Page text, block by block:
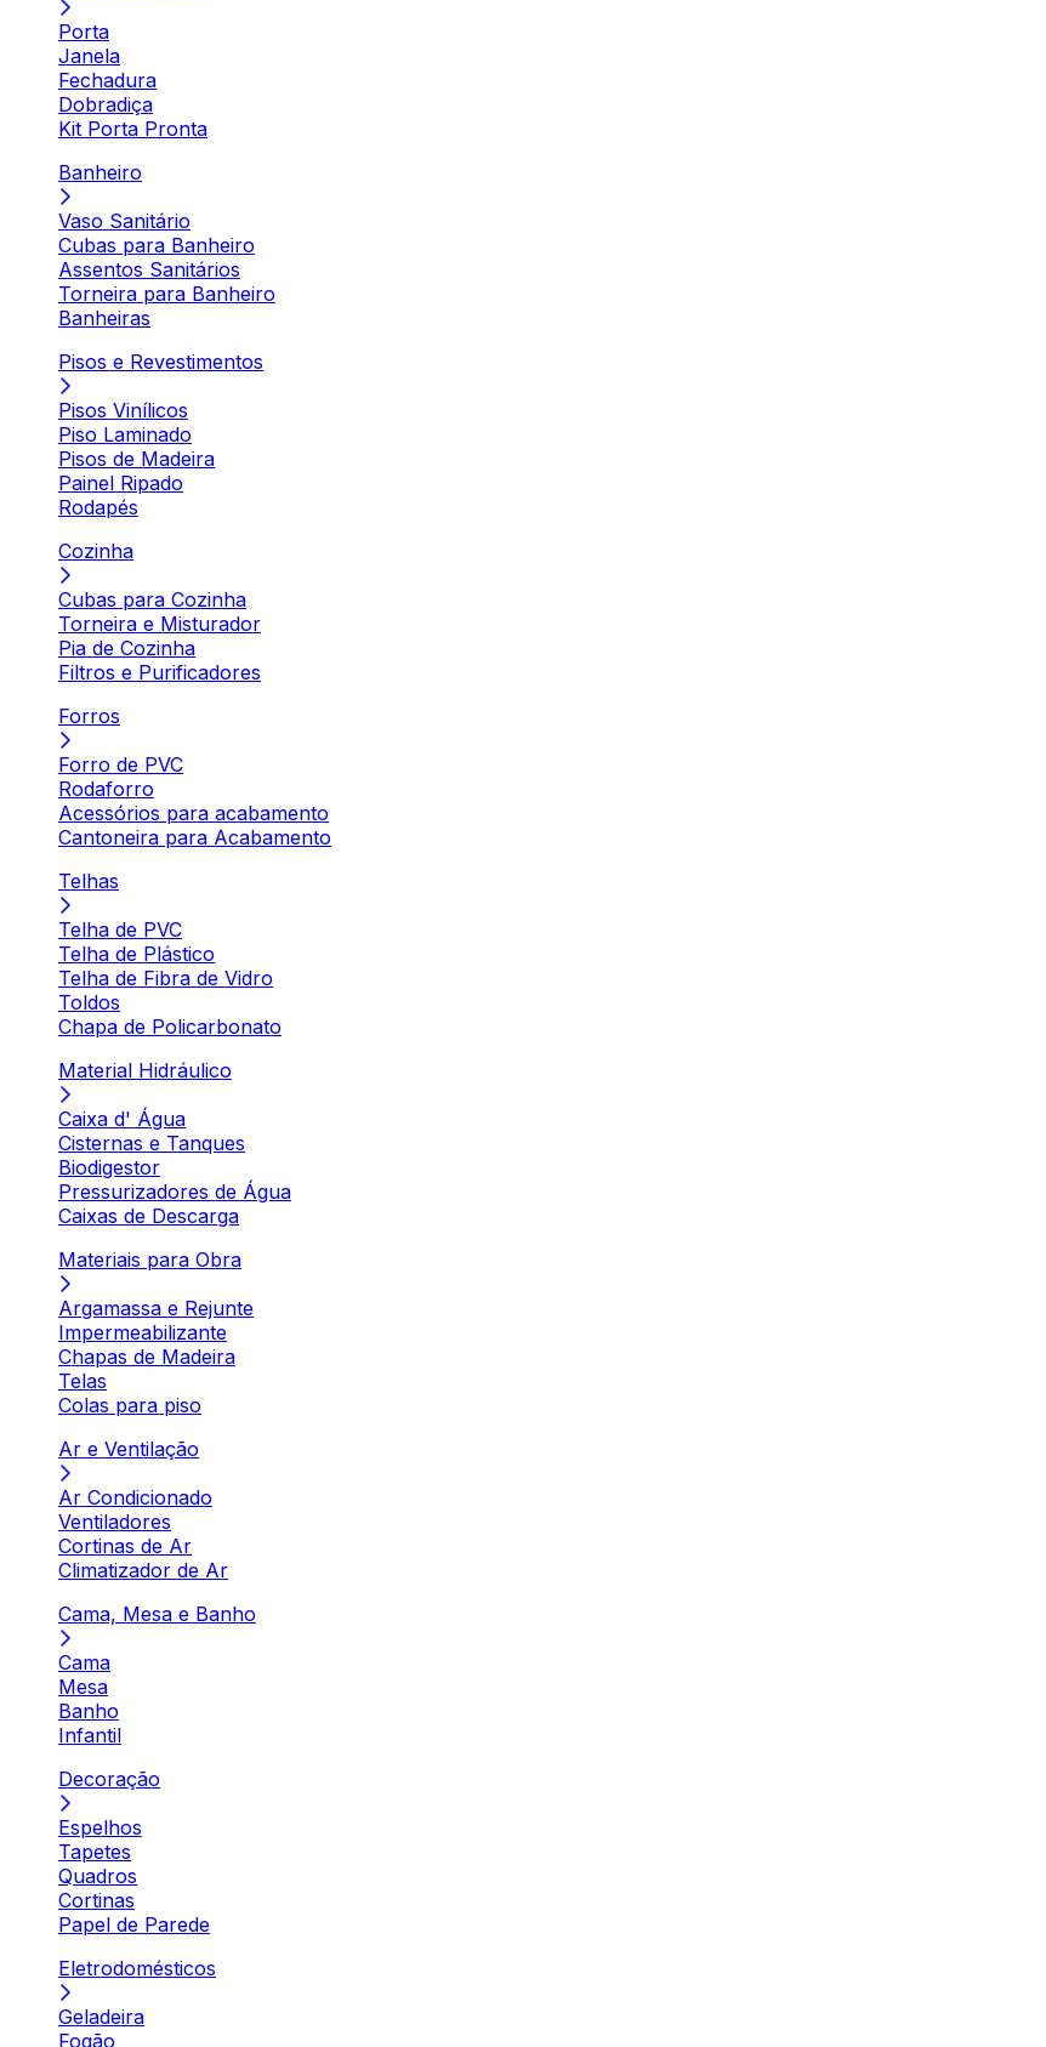
Porta
Janela
Fechadura
Dobradiça
Kit Porta Pronta
Banheiro
Vaso Sanitário
Cubas para Banheiro
Assentos Sanitários
Torneira para Banheiro
Banheiras
Pisos e Revestimentos
Pisos Vinílicos
Piso Laminado
Pisos de Madeira
Painel Ripado
Rodapés
Cozinha
Cubas para Cozinha
Torneira e Misturador
Pia de Cozinha
Filtros e Purificadores
Forros
Forro de PVC
Rodaforro
Acessórios para acabamento
Cantoneira para Acabamento
Telhas
Telha de PVC
Telha de Plástico
Telha de Fibra de Vidro
Toldos
Chapa de Policarbonato
Material Hidráulico
Caixa d' Água
Cisternas e Tanques
Biodigestor
Pressurizadores de Água
Caixas de Descarga
Materiais para Obra
Argamassa e Rejunte
Impermeabilizante
Chapas de Madeira
Telas
Colas para piso
Ar e Ventilação
Ar Condicionado
Ventiladores
Cortinas de Ar
Climatizador de Ar
Cama, Mesa e Banho
Cama
Mesa
Banho
Infantil
Decoração
Espelhos
Tapetes
Quadros
Cortinas
Papel de Parede
Eletrodomésticos
Geladeira
Fogão